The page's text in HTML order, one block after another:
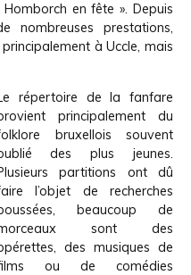
en fête ». Depuis
prestations,
à Uccle, mais
répertoire de la fanfare
principalement du
bruxellois souvent
des plus jeunes.
partitions ont dû
l’objet de recherches
beaucoup de
sont des
des musiques de
ou de comédies